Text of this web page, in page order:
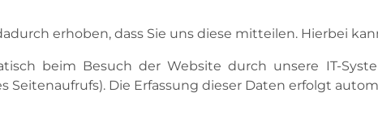
erhoben, dass Sie uns diese mitteilen. Hierbei
beim Besuch der Website durch unsere IT-
Seitenaufrufs). Die Erfassung dieser Daten erfolgt